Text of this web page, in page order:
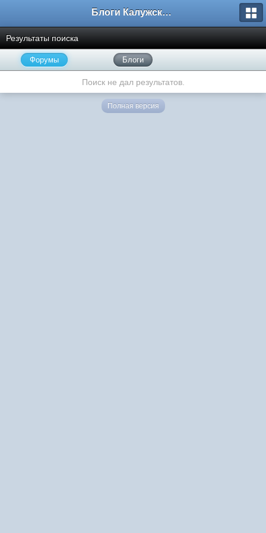
Блоги Калужского перекрестка
Результаты поиска
Форумы Блоги
Поиск не дал результатов.
Полная версия